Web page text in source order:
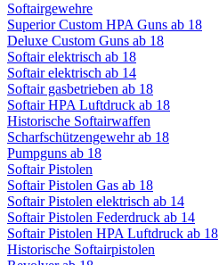
Softairgewehre
Superior Custom HPA Guns ab 18
Deluxe Custom Guns ab 18
Softair elektrisch ab 18
Softair elektrisch ab 14
Softair gasbetrieben ab 18
Softair HPA Luftdruck ab 18
Historische Softairwaffen
Scharfschützengewehr ab 18
Pumpguns ab 18
Softair Pistolen
Softair Pistolen Gas ab 18
Softair Pistolen elektrisch ab 14
Softair Pistolen Federdruck ab 14
Softair Pistolen HPA Luftdruck ab 18
Historische Softairpistolen